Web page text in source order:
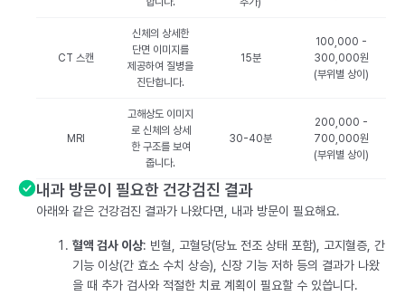
CT 스캔
신체의 상세한
단면 이미지를
제공하여 질병을
진단합니다.
15분
100,000 -
300,000원
(부위별 상이)
MRI
고해상도 이미지
로 신체의 상세
한 구조를 보여
줍니다.
30-40분
200,000 -
700,000원
(부위별 상이)
내과 방문이 필요한 건강검진 결과
아래와 같은 건강검진 결과가 나왔다면, 내과 방문이 필요해요.
혈액 검사 이상: 빈혈, 고혈당(당뇨 전조 상태 포함), 고지혈증, 간
기능 이상(간 효소 수치 상승), 신장 기능 저하 등의 결과가 나왔
을 때 추가 검사와 적절한 치료 계획이 필요할 수 있씁니다.